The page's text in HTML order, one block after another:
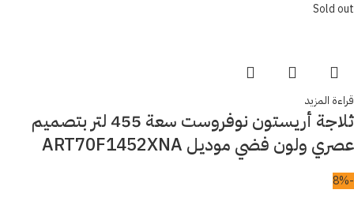
Sold out
قراءة المزيد
ثلاجة أريستون نوفروست سعة 455 لتر بتصميم
عصري ولون فضي موديل ART70F1452XNA
-8%